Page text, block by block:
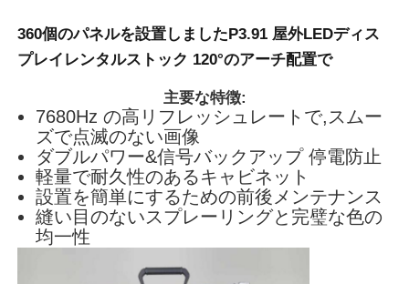
SMD LEDスクリーン
屋外用LEDディスプレイボード
屋外の導かれた看板
360個のパネルを設置しました P3.91 屋外LEDディス
プレイ レンタルストック 120°のアーチ配置で
主要な特徴:
7680Hz の高リフレッシュレートで,スムー
ズで点滅のない画像
ダブルパワー&信号バックアップ 停電防止
軽量で耐久性のあるキャビネット
設置を簡単にするための前後メンテナンス
縫い目のないスプレーリングと完璧な色の
均一性